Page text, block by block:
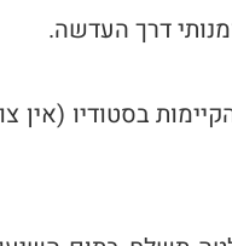
דרך העדשה.
בסטודיו (אין